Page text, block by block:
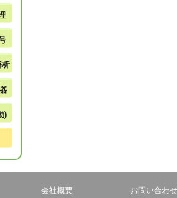
析
)
会社概要 お問い合わせ